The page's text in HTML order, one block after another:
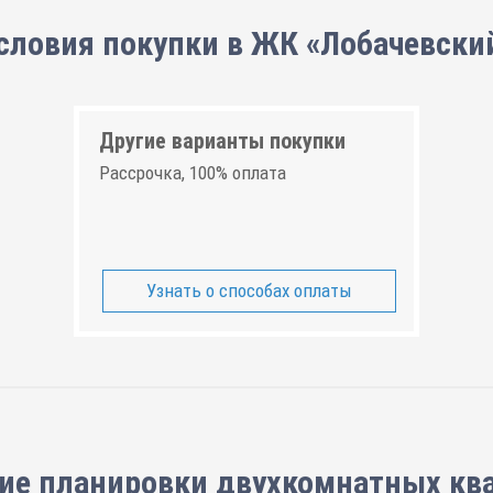
покупки в ЖК
Другие варианты покупки
Рассрочка, 100% оплата
Узнать о способах оплаты
планировки двухкомнатных